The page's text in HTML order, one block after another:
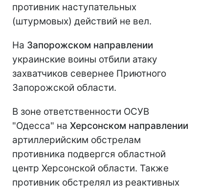
противник наступательных
(штурмовых) действий не вел.
На Запорожском направлении
украинские воины отбили атаку
захватчиков севернее Приютного
Запорожской области.
В зоне ответственности ОСУВ
"Одесса" на Херсонском направлении
артиллерийским обстрелам
противника подвергся областной
центр Херсонской области. Также
противник обстрелял из реактивных